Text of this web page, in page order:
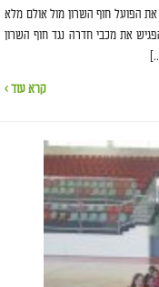
הפועל חוף השרון מול אולם מלא
הסיבוב הפגיש את מכבי חדרה נגד חוף השרון
קרא עוד ›